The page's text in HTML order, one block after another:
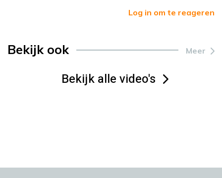
Log in om te reageren
Bekijk ook Meer
Bekijk alle video's